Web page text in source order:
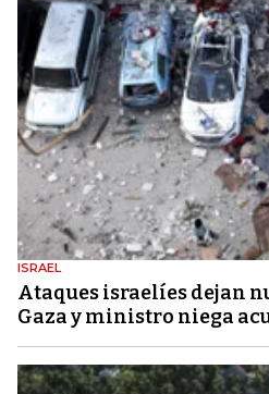
ISRAEL
Ataques israelíes dejan
Gaza y ministro niega